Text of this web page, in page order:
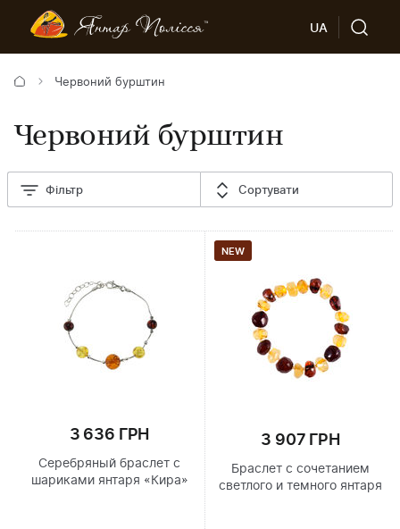
UA
Червоний бурштин
Червоний бурштин
Фільтр Сортувати
3 636 ГРН
Серебряный браслет с
шариками янтаря «Кира»
NEW
3 907 ГРН
Браслет с сочетанием
светлого и темного янтаря